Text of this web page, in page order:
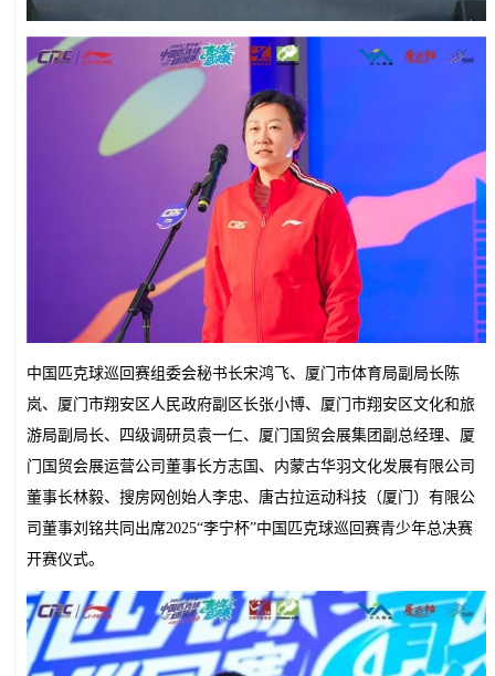
中国匹克球巡回赛组委会秘书长宋鸿飞、厦门市体育局副局长陈
岚、厦门市翔安区人民政府副区长张小博、厦门市翔安区文化和旅
游局副局长、四级调研员袁一仁、厦门国贸会展集团副总经理、厦
门国贸会展运营公司董事长方志国、内蒙古华羽文化发展有限公司
董事长林毅、搜房网创始人李忠、唐古拉运动科技（厦门）有限公
司董事刘铭共同出席2025“李宁杯”中国匹克球巡回赛青少年总决赛
开赛仪式。